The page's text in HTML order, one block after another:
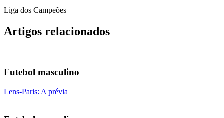
Liga dos Campeões
Artigos relacionados
Futebol masculino
Lens-Paris: A prévia